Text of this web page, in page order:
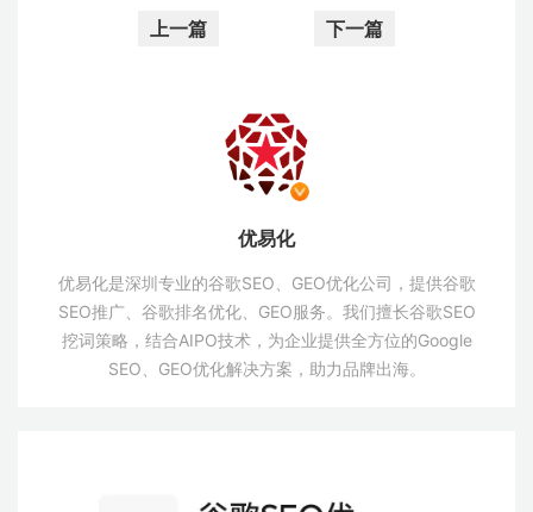
上一篇 下一篇
优易化
优易化是深圳专业的谷歌SEO、GEO优化公司，提供谷歌
SEO推广、谷歌排名优化、GEO服务。我们擅长谷歌SEO
挖词策略，结合AIPO技术，为企业提供全方位的Google
SEO、GEO优化解决方案，助力品牌出海。